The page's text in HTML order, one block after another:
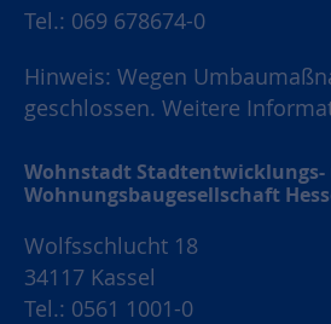
Tel.: 069 678674-0
Hinweis: Wegen
geschlossen. Weitere
Wohnstadt Stadtentwicklungs-
Wohnungsbaugesellschaft
Wolfsschlucht 18
34117 Kassel
Tel.: 0561 1001-0